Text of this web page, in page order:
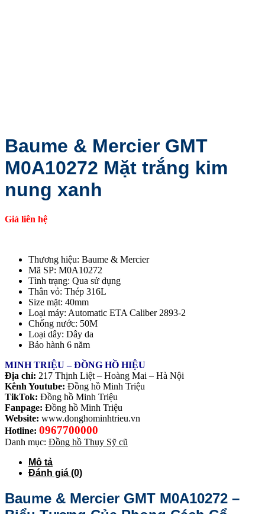
Baume & Mercier GMT
M0A10272 Mặt trắng kim
nung xanh
Giá liên hệ
Thương hiệu: Baume & Mercier
Mã SP: M0A10272
Tình trạng: Qua sử dụng
Thân vỏ: Thép 316L
Size mặt: 40mm
Loại máy: Automatic ETA Caliber 2893-2
Chống nước: 50M
Loại dây: Dây da
Bảo hành 6 năm
MINH TRIỆU – ĐỒNG HỒ HIỆU
Địa chỉ: 217 Thịnh Liệt – Hoàng Mai – Hà Nội
Kênh Youtube: Đồng hồ Minh Triệu
TikTok: Đồng hồ Minh Triệu
Fanpage: Đồng hồ Minh Triệu
Website: www.donghominhtrieu.vn
Hotline: 0967700000
Danh mục: Đồng hồ Thụy Sỹ cũ
Mô tả
Đánh giá (0)
Baume & Mercier GMT M0A10272 –